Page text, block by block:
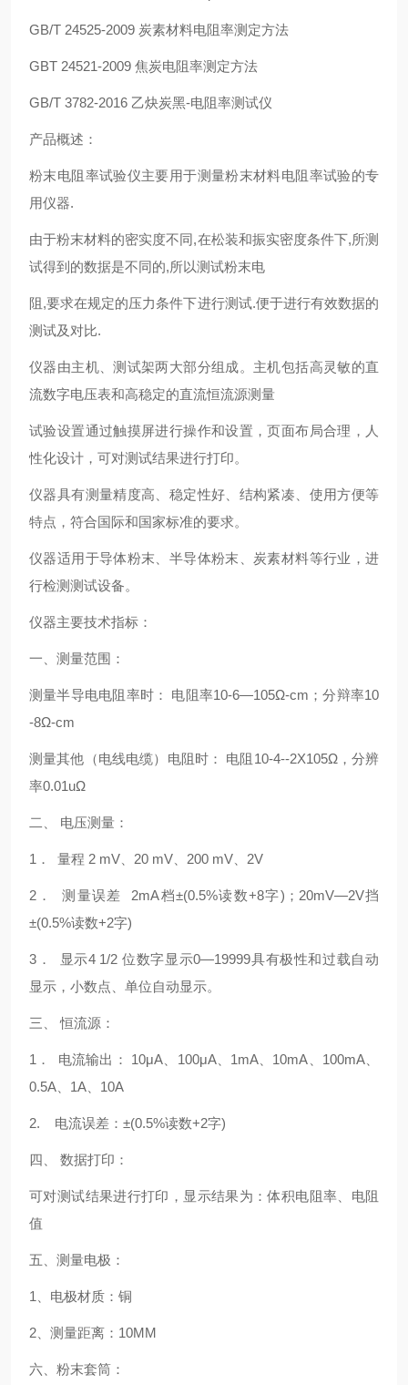
GB/T 24525-2009 炭素材料电阻率测定方法
GBT 24521-2009 焦炭电阻率测定方法
GB/T 3782-2016 乙炔炭黑-电阻率测试仪
产品概述：
粉末电阻率试验仪主要用于测量粉末材料电阻率试验的专
用仪器.
由于粉末材料的密实度不同,在松装和振实密度条件下,所测
试得到的数据是不同的,所以测试粉末电
阻,要求在规定的压力条件下进行测试.便于进行有效数据的
测试及对比.
仪器由主机、测试架两大部分组成。主机包括高灵敏的直
流数字电压表和高稳定的直流恒流源测量
试验设置通过触摸屏进行操作和设置，页面布局合理，人
性化设计，可对测试结果进行打印。
仪器具有测量精度高、稳定性好、结构紧凑、使用方便等
特点，符合国际和国家标准的要求。
仪器适用于导体粉末、半导体粉末、炭素材料等行业，进
行检测测试设备。
仪器主要技术指标：
一、测量范围：
测量半导电电阻率时： 电阻率10-6—105Ω-cm；分辩率10
-8Ω-cm
测量其他（电线电缆）电阻时： 电阻10-4--2X105Ω，分辨
率0.01uΩ
二、 电压测量：
1． 量程 2 mV、20 mV、200 mV、2V
2． 测量误差 2mA档±(0.5%读数+8字)；20mV—2V挡
±(0.5%读数+2字)
3． 显示4 1/2 位数字显示0—19999具有极性和过载自动
显示，小数点、单位自动显示。
三、 恒流源：
1． 电流输出： 10μA、100μA、1mA、10mA、100mA、
0.5A、1A、10A
2. 电流误差：±(0.5%读数+2字)
四、 数据打印：
可对测试结果进行打印，显示结果为：体积电阻率、电阻
值
五、测量电极：
1、电极材质：铜
2、测量距离：10MM
六、粉末套筒：